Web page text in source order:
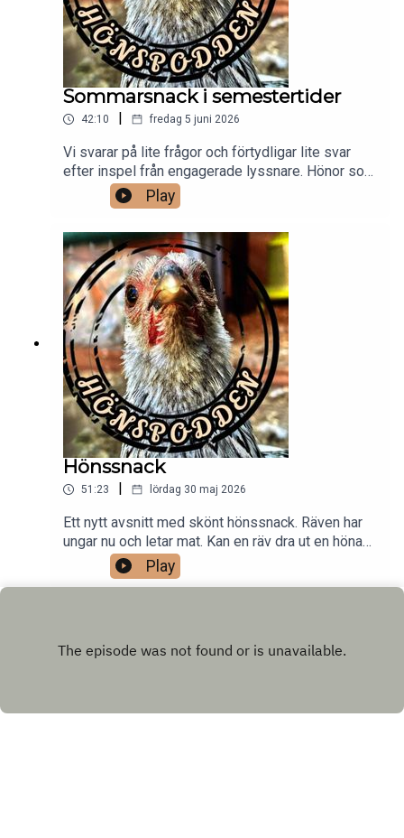
Sommarsnack i semestertider
42:10 | fredag 5 juni 2026
Vi svarar på lite frågor och förtydligar lite svar
efter inspel från engagerade lyssnare. Hönor som
äter ägg, pers favoritämne råttor och hönor som
samruvar är några av de ämnen som vi tar upp.
När kan man släppa ut sina småttingar och vad
ska man tänka på när man gör så.
Play
Hönssnack
51:23 lördag 30 maj 2026
Ett nytt avsnitt med skönt hönssnack. Räven har
ungar nu och letar mat. Kan en räv dra ut en höna
genom nätmaskorna? Vad ska man tänka på när
man handlar levande djur på marknader. Vi pratar
Play